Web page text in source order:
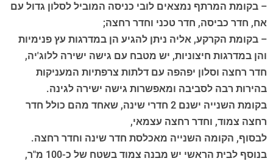
– בקומת המרתף נמצאים לובי כניסה המוביל לסלון גדול עם
אח, חדר כביסה, חדר טכני וחדר רחצה;
– בקומת הקרקע, אליה ניתן להגיע הן במדרגות עץ פנימיות
והן במדרגות חיצוניות, יש מטבח עם גישה ישירה ללוג'יה,
חדר רחצה וסלון יפהפה עם דלתות צרפתיות המעניקות
בהירות רבה לסביבה ומאפשרות גישה ישירה לגינה.
בקומת השנייה ישנם 2 חדרי שינה, שאחד מהם כולל חדר
רחצה צמוד, וחדר רחצה עצמאי,
לבסוף, הקומה השנייה מאכלסת חדר שינה וחדר רחצה.
בנוסף לבית הראשי יש מבנה צמוד בשטח של כ-100 מ"ר,